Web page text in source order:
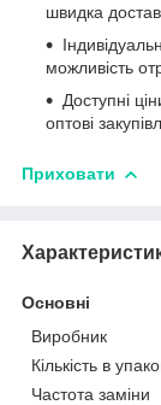
швидка
можливість
Доступні
оптові
Приховати
Основні
Виробник
Кількість в
Частота заміни